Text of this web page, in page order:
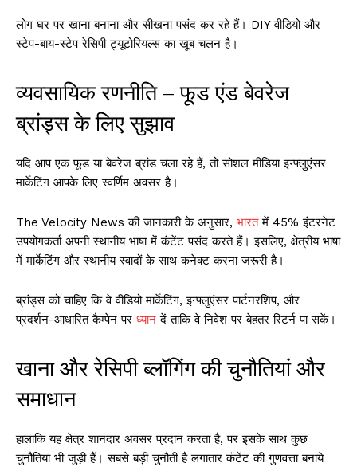
लोग घर पर खाना बनाना और सीखना पसंद कर रहे हैं। DIY वीडियो और
स्टेप-बाय-स्टेप रेसिपी ट्यूटोरियल्स का खूब चलन है।
व्यवसायिक रणनीति – फूड एंड बेवरेज
ब्रांड्स के लिए सुझाव
यदि आप एक फूड या बेवरेज ब्रांड चला रहे हैं, तो सोशल मीडिया इन्फ्लुएंसर
मार्केटिंग आपके लिए स्वर्णिम अवसर है।
The Velocity News की जानकारी के अनुसार, भारतमें 45% इंटरनेट
उपयोगकर्ता अपनी स्थानीय भाषा में कंटेंट पसंद करते हैं। इसलिए, क्षेत्रीय भाषा
में मार्केटिंग और स्थानीय स्वादों के साथ कनेक्ट करना जरूरी है।
ब्रांड्स को चाहिए कि वे वीडियो मार्केटिंग, इन्फ्लुएंसर पार्टनरशिप, और
प्रदर्शन-आधारित कैम्पेन पर ध्यान दें ताकि वे निवेश पर बेहतर रिटर्न पा सकें।
खाना और रेसिपी ब्लॉगिंग की चुनौतियां और
समाधान
हालांकि यह क्षेत्र शानदार अवसर प्रदान करता है, पर इसके साथ कुछ
चुनौतियां भी जुड़ी हैं। सबसे बड़ी चुनौती है लगातार कंटेंट की गुणवत्ता बनाये